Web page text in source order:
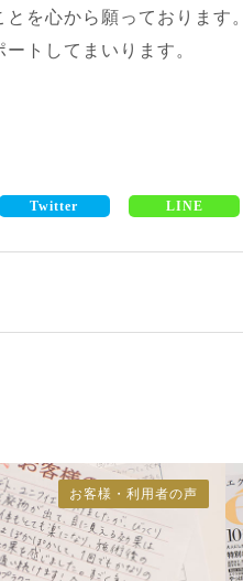
を心から願っております。
トしてまいります。
Twitter LINE
お客様・利用者の声